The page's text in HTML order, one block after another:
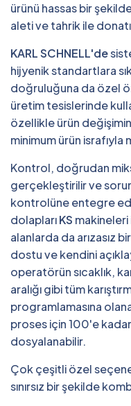
ürünü hassas bir
aleti ve tahrik ile
KARL SCHNELL'de
hijyenik standartlara
doğruluğuna da özel
üretim tesislerinde
özellikle ürün
minimum ürün israfıyla
Kontrol, doğrudan
gerçekleştirilir ve
kontrolüne entegre
dolaplarıKS makineleri
alanlarda da arızasız
dostu ve kendini
operatörün sıcaklık,
aralığı gibi tüm
programlamasına
proses için 100'e kadar
dosyalanabilir.
Çok çeşitli özel
sınırsız bir şekilde